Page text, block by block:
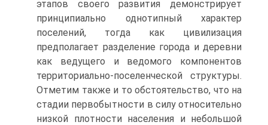
этапов своего развития демонст­рирует
принципиально однотипный характер
поселений, тогда как цивили­зация
предполагает разделение города и деревни
как ведущего и ведомого компонентов
территориально-поселенческой структуры.
Отметим также и то обстоятельство, что на
стадии первобытности в силу относительно
низ­кой плотности населения и небольшой